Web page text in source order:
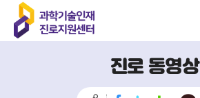
진로 동영상